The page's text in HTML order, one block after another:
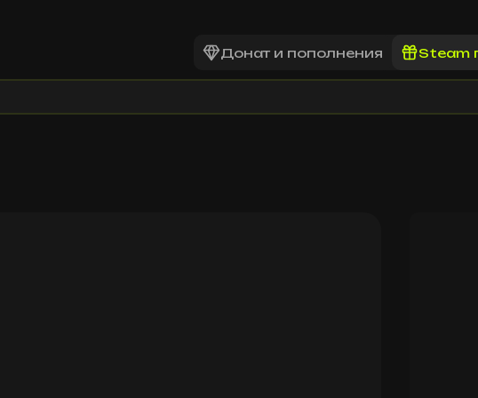
Донат и пополнения Steam